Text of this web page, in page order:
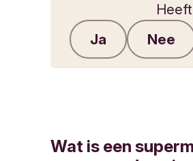
Ja
Nee
Wat is een